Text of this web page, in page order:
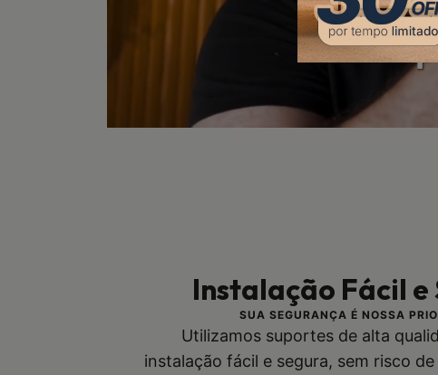
Instalação Fácil e
SUA SEGURANÇA É NOSSA
Utilizamos suportes de alta
instalação fácil e segura, sem risco